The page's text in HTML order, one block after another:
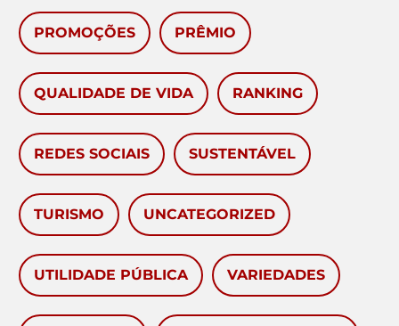
PROMOÇÕES PRÊMIO
QUALIDADE DE VIDA RANKING
REDES SOCIAIS SUSTENTÁVEL
TURISMO UNCATEGORIZED
UTILIDADE PÚBLICA VARIEDADES